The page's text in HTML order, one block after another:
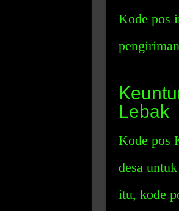
Kode pos
Lebak
Kode pos
desa
itu, kode